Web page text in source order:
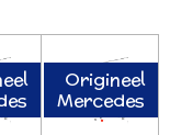
Origineel
Mercedes